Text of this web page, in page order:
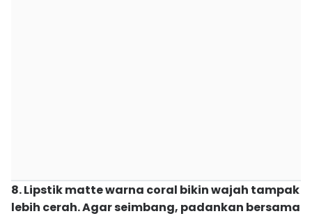
8. Lipstik matte warna coral bikin wajah tampak
lebih cerah. Agar seimbang, padankan bersama